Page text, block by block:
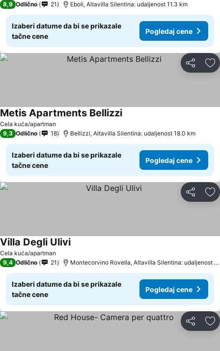
8,9 Odlično 21 Eboli, Altavilla Silentina: udaljenost 11.3 km
Izaberi datume da bi se prikazale
tačne cene
Pogledaj cene
Deli
Cela kuća/apartman
Metis Apartments Bellizzi
9,3 Odlično 18 Bellizzi, Altavilla Silentina: udaljenost 18.0 km
Izaberi datume da bi se prikazale
tačne cene
Pogledaj cene
Deli
Cela kuća/apartman
Villa Degli Ulivi
9,4 Odlično 21 Montecorvino Rovella, Altavilla Silentina: udaljenost 19.3 km
Izaberi datume da bi se prikazale
tačne cene
Pogledaj cene
Deli